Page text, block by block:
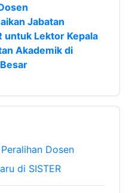
Jabatan
untuk Lektor Kepala
Akademik di
Dosen
di SISTER